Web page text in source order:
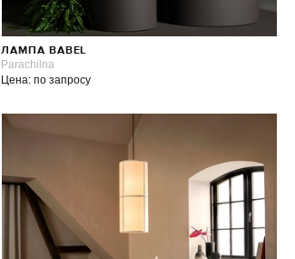
ЛАМПА BABEL
Parachilna
Цена: по запросу